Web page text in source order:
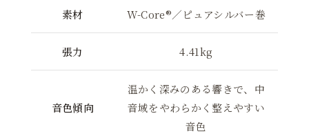
素材 W-Core®／ピュアシルバー巻
張力 4.41kg
音色傾向
温かく深みのある響きで、中
音域をやわらかく整えやすい
音色